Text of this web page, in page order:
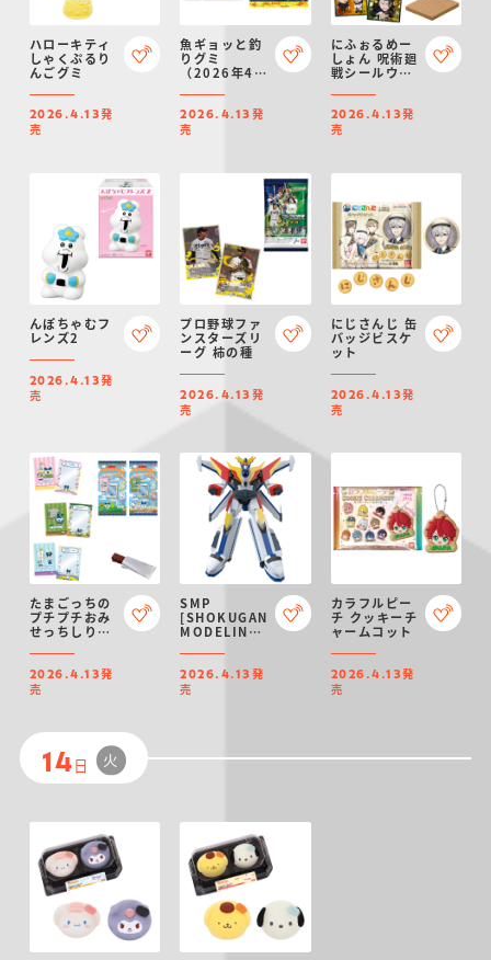
ハローキティ
しゃくぷるり
んごグミ
2026.4.13発
売
魚ギョッと釣
りグミ
（2026年4月
ル）
2026.4.13 発
売
にふぉるめー
しょん 呪術廻
戦シールウエ
2026.4.13発
売
んぽちゃむフ
レンズ2
2026.4.13発
売
プロ野球ファ
ンスターズリ
ーグ 柿の種
2026.4.13 発
売
にじさんじ 缶
バッジビスケ
ット
2026.4.13発
売
たまごっちの
プチプチおみ
せっちしり～
レーム チョコ
クランチ
2026.4.13発
売
SMP
[SHOKUGAN
MODELING
説の勇者 ダ・
ガーン
2026.4.13 発
売
カラフルピー
チ クッキーチ
ャームコット
2026.4.13発
売
14日 火